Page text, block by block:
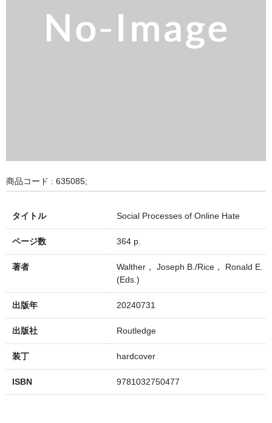
商品コード : 635085;
タイトル Social Processes of Online Hate
ページ数 364 p.
著者
Walther， Joseph B./Rice， Ronald E.
(Eds.)
出版年 20240731
出版社 Routledge
装丁 hardcover
ISBN 9781032750477